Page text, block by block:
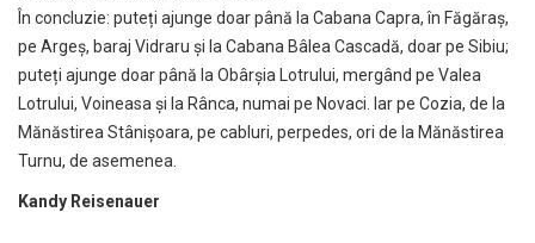
În concluzie: puteți ajunge doar până la Cabana Capra, în Făgăraș,
pe Argeș, baraj Vidraru și la Cabana Bâlea Cascadă, doar pe Sibiu;
puteți ajunge doar până la Obârșia Lotrului, mergând pe Valea
Lotrului, Voineasa și la Rânca, numai pe Novaci. Iar pe Cozia, de la
Mănăstirea Stânișoara, pe cabluri, perpedes, ori de la Mănăstirea
Turnu, de asemenea.
Kandy Reisenauer